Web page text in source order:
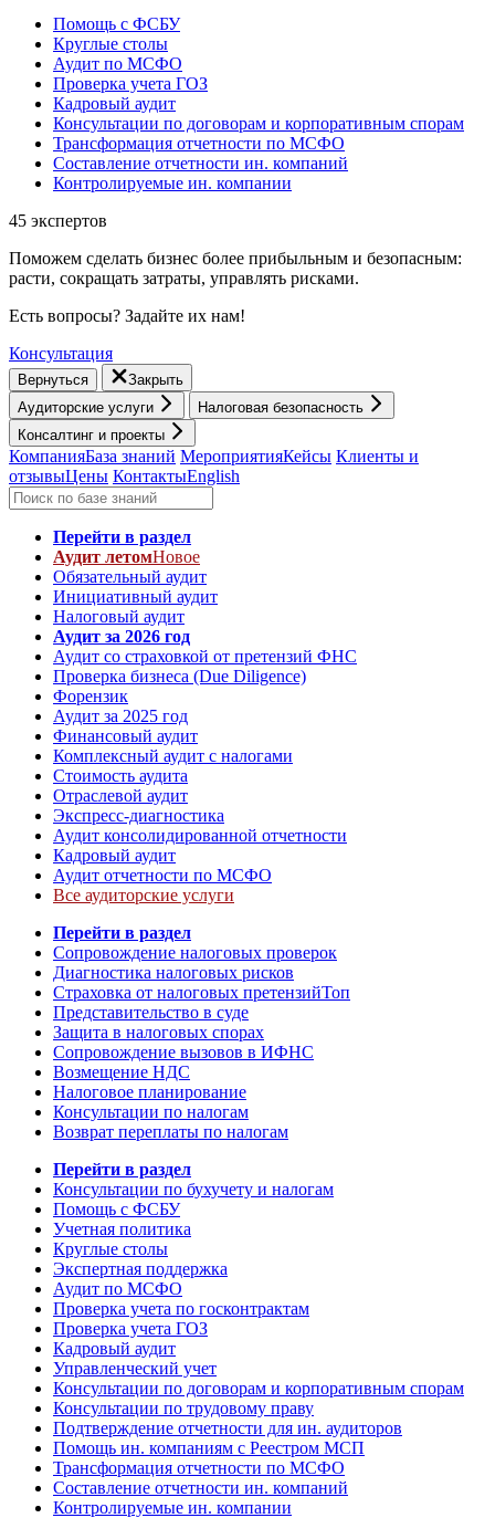
Помощь с ФСБУ
Круглые столы
Аудит по МСФО
Проверка учета ГОЗ
Кадровый аудит
Консультации по договорам и корпоративным спорам
Трансформация отчетности по МСФО
Составление отчетности ин. компаний
Контролируемые ин. компании
45 экспертов
Поможем сделать бизнес более прибыльным и безопасным:
расти, cокращать затраты, управлять рисками.
Есть вопросы? Задайте их нам!
Консультация
Вернуться
Закрыть
Аудиторские услуги
Налоговая безопасность
Консалтинг и проекты
КомпанияБаза знаний МероприятияКейсы Клиенты и
отзывыЦены КонтактыEnglish
Перейти в раздел
Аудит летомНовое
Обязательный аудит
Инициативный аудит
Налоговый аудит
Аудит за 2026 год
Аудит со страховкой от претензий ФНС
Проверка бизнеса (Due Diligence)
Форензик
Аудит за 2025 год
Финансовый аудит
Комплексный аудит с налогами
Стоимость аудита
Отраслевой аудит
Экспресс-диагностика
Аудит консолидированной отчетности
Кадровый аудит
Аудит отчетности по МСФО
Все аудиторские услуги
Перейти в раздел
Сопровождение налоговых проверок
Диагностика налоговых рисков
Страховка от налоговых претензийТоп
Представительство в суде
Защита в налоговых спорах
Сопровождение вызовов в ИФНС
Возмещение НДС
Налоговое планирование
Консультации по налогам
Возврат переплаты по налогам
Перейти в раздел
Консультации по бухучету и налогам
Помощь с ФСБУ
Учетная политика
Круглые столы
Экспертная поддержка
Аудит по МСФО
Проверка учета по госконтрактам
Проверка учета ГОЗ
Кадровый аудит
Управленческий учет
Консультации по договорам и корпоративным спорам
Консультации по трудовому праву
Подтверждение отчетности для ин. аудиторов
Помощь ин. компаниям с Реестром МСП
Трансформация отчетности по МСФО
Составление отчетности ин. компаний
Контролируемые ин. компании